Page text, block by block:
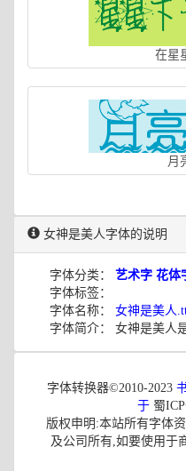
在星
月
女神是美人字体的说明
字体分类： 艺术字 花体
字体标签：
字体名称： 女神是美人
字体简介： 女神是美人
字体转换器©2010-2023
于 蜀
版权申明:本站所有字体
及公司所有,如要使用于